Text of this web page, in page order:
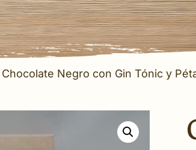
Chocolate Negro con Gin Tónic y